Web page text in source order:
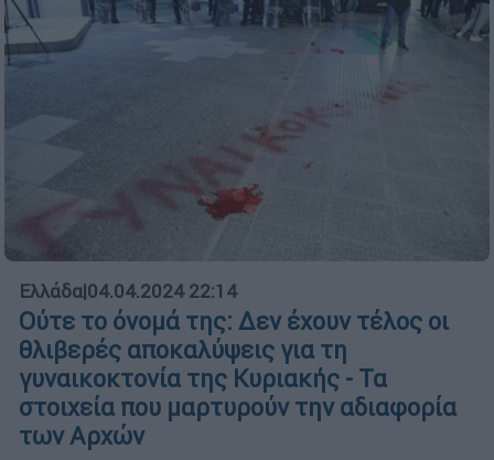
Ελλάδα|04.04.2024 22:14
Ούτε το όνομά της: Δεν έχουν τέλος οι
θλιβερές αποκαλύψεις για τη
γυναικοκτονία της Κυριακής - Τα
στοιχεία που μαρτυρούν την αδιαφορία
των Αρχών